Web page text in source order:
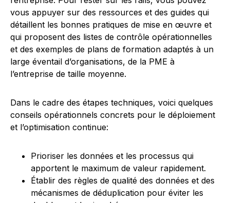
vous appuyer sur des ressources et des guides qui
détaillent les bonnes pratiques de mise en œuvre et
qui proposent des listes de contrôle opérationnelles
et des exemples de plans de formation adaptés à un
large éventail d’organisations, de la PME à
l’entreprise de taille moyenne.
Dans le cadre des étapes techniques, voici quelques
conseils opérationnels concrets pour le déploiement
et l’optimisation continue:
Prioriser les données et les processus qui
apportent le maximum de valeur rapidement.
Établir des règles de qualité des données et des
mécanismes de déduplication pour éviter les